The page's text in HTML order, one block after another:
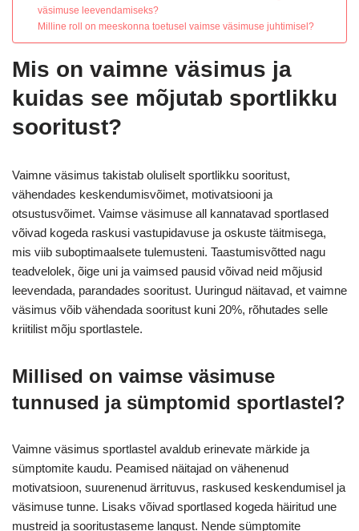
väsimuse leevendamiseks?
Milline roll on meeskonna toetusel vaimse väsimuse juhtimisel?
Mis on vaimne väsimus ja
kuidas see mõjutab sportlikku
sooritust?
Vaimne väsimus takistab oluliselt sportlikku sooritust,
vähendades keskendumisvõimet, motivatsiooni ja
otsustusvõimet. Vaimse väsimuse all kannatavad sportlased
võivad kogeda raskusi vastupidavuse ja oskuste täitmisega,
mis viib suboptimaalsete tulemusteni. Taastumisvõtted nagu
teadvelolek, õige uni ja vaimsed pausid võivad neid mõjusid
leevendada, parandades sooritust. Uuringud näitavad, et vaimne
väsimus võib vähendada sooritust kuni 20%, rõhutades selle
kriitilist mõju sportlastele.
Millised on vaimse väsimuse
tunnused ja sümptomid sportlastel?
Vaimne väsimus sportlastel avaldub erinevate märkide ja
sümptomite kaudu. Peamised näitajad on vähenenud
motivatsioon, suurenenud ärrituvus, raskused keskendumisel ja
väsimuse tunne. Lisaks võivad sportlased kogeda häiritud une
mustreid ja sooritustaseme langust. Nende sümptomite